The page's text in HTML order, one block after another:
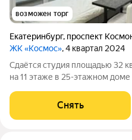
возможен торг
Екатеринбург, проспект
ЖК «Космос», 4 квартал 2024
Сдаётся студия площадью 32
на 11 этаже в 25-этажном доме
Холодильник Микроволновка Дом - монолитный, окна выходят
во двор. В подъезде
Снять